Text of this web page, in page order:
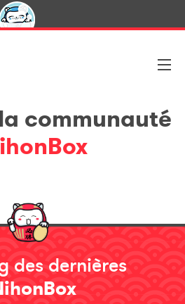
communauté
des dernières